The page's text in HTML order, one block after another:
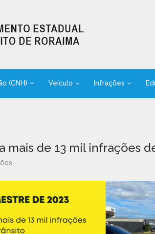
(CNH) Veículo Infrações
mais de 13 mil infrações